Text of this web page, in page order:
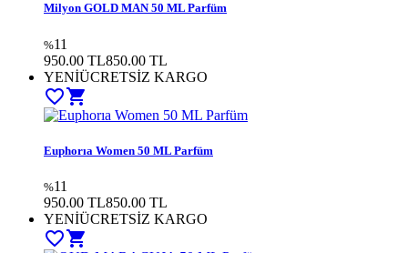
Milyon GOLD MAN 50 ML Parfüm
%11
950.00 TL850.00 TL
YENİÜCRETSİZ KARGO
favorite_bordershopping_cart
Euphorıa Women 50 ML Parfüm
%11
950.00 TL850.00 TL
YENİÜCRETSİZ KARGO
favorite_bordershopping_cart